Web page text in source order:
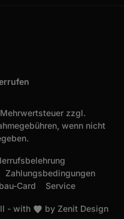
zzgl.
wenn nicht
- with by Zenit Design
Zahlungsbedingungen
Card Service